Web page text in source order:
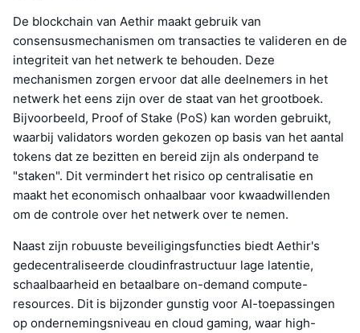
De blockchain van Aethir maakt gebruik van
consensusmechanismen om transacties te valideren en de
integriteit van het netwerk te behouden. Deze
mechanismen zorgen ervoor dat alle deelnemers in het
netwerk het eens zijn over de staat van het grootboek.
Bijvoorbeeld, Proof of Stake (PoS) kan worden gebruikt,
waarbij validators worden gekozen op basis van het aantal
tokens dat ze bezitten en bereid zijn als onderpand te
"staken". Dit vermindert het risico op centralisatie en
maakt het economisch onhaalbaar voor kwaadwillenden
om de controle over het netwerk over te nemen.
Naast zijn robuuste beveiligingsfuncties biedt Aethir's
gedecentraliseerde cloudinfrastructuur lage latentie,
schaalbaarheid en betaalbare on-demand compute-
resources. Dit is bijzonder gunstig voor AI-toepassingen
op ondernemingsniveau en cloud gaming, waar high-